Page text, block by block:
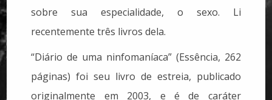
sobre sua especialidade, o sexo. Li
recentemente três livros dela.
“Diário de uma ninfomaníaca” (Essência, 262
páginas) foi seu livro de estreia, publicado
originalmente em 2003, e é de caráter